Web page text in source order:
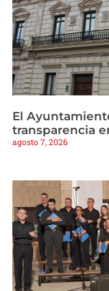
El
transparencia
agosto 7, 2026